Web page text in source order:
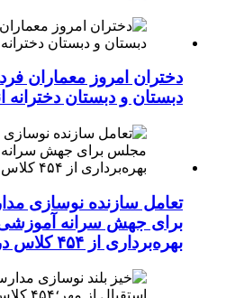
دختران امروز معماران
دبستان و دبستان دخترانه
تعامل سازنده نوسازی
برای جهش سرانه
بهره‌برداری از ۴۵۴ کلاس درس تا مهرماه